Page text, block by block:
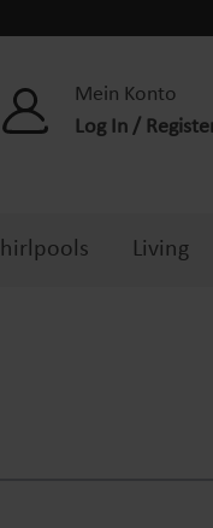
Mein Konto
Log In /
Living